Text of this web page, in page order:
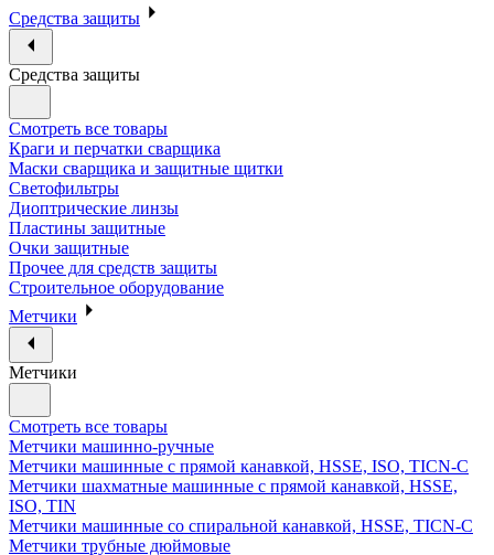
Средства защиты
Средства защиты
Смотреть все товары
Краги и перчатки сварщика
Маски сварщика и защитные щитки
Светофильтры
Диоптрические линзы
Пластины защитные
Очки защитные
Прочее для средств защиты
Строительное оборудование
Метчики
Метчики
Смотреть все товары
Метчики машинно-ручные
Метчики машинные с прямой канавкой, HSSE, ISO, TICN-C
Метчики шахматные машинные с прямой канавкой, HSSE,
ISO, TIN
Метчики машинные со спиральной канавкой, HSSE, TICN-C
Метчики трубные дюймовые